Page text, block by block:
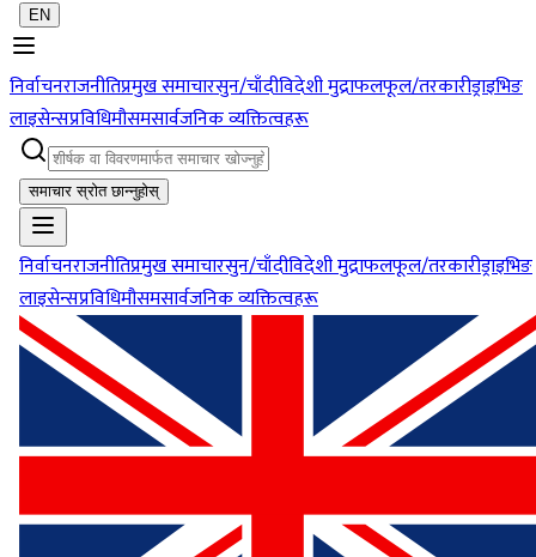
EN
निर्वाचनराजनीतिप्रमुख समाचारसुन/चाँदीविदेशी मुद्राफलफूल/तरकारीड्राइभिङ
लाइसेन्सप्रविधिमौसमसार्वजनिक व्यक्तित्वहरू
समाचार स्रोत छान्नुहोस्
निर्वाचनराजनीतिप्रमुख समाचारसुन/चाँदीविदेशी मुद्राफलफूल/तरकारीड्राइभिङ
लाइसेन्सप्रविधिमौसमसार्वजनिक व्यक्तित्वहरू